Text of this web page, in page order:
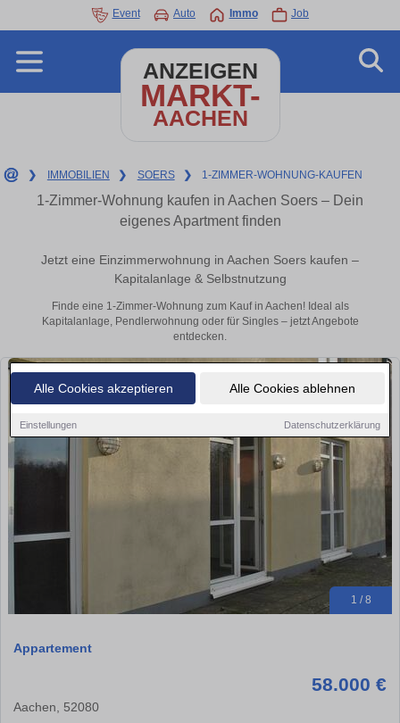
Alle Cookies akzeptieren Alle Cookies ablehnen
Einstellungen Datenschutzerklärung
Event Auto Immo Job
ANZEIGEN
MARKT-
AACHEN
❯ IMMOBILIEN ❯ SOERS ❯ 1-ZIMMER-WOHNUNG-KAUFEN
1-Zimmer-Wohnung kaufen in Aachen Soers – Dein
eigenes Apartment finden
Jetzt eine Einzimmerwohnung in Aachen Soers kaufen –
Kapitalanlage & Selbstnutzung
Finde eine 1-Zimmer-Wohnung zum Kauf in Aachen! Ideal als
Kapitalanlage, Pendlerwohnung oder für Singles – jetzt Angebote
entdecken.
1 / 8
Appartement
58.000 €
Aachen, 52080